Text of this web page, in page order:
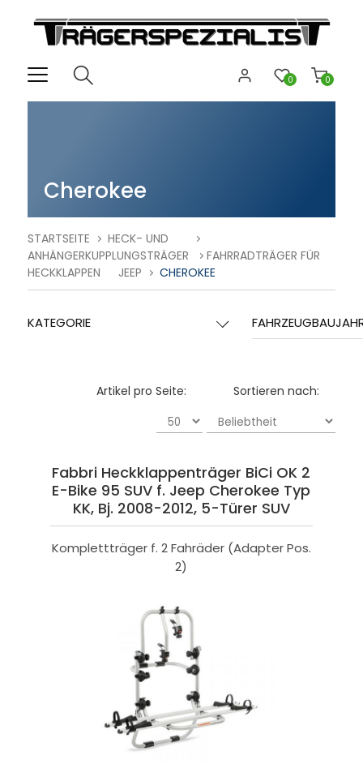
0
0
Cherokee
STARTSEITE
HECK- UND
ANHÄNGERKUPPLUNGSTRÄGER
FAHRRADTRÄGER FÜR
HECKKLAPPEN
JEEP CHEROKEE
KATEGORIE
Sortieren nach:
Artikel pro Seite:
Fabbri Heckklappenträger BiCi OK 2
E-Bike 95 SUV f. Jeep Cherokee Typ
KK, Bj. 2008-2012, 5-Türer SUV
Komplettträger f. 2 Fahräder (Adapter Pos.
2)